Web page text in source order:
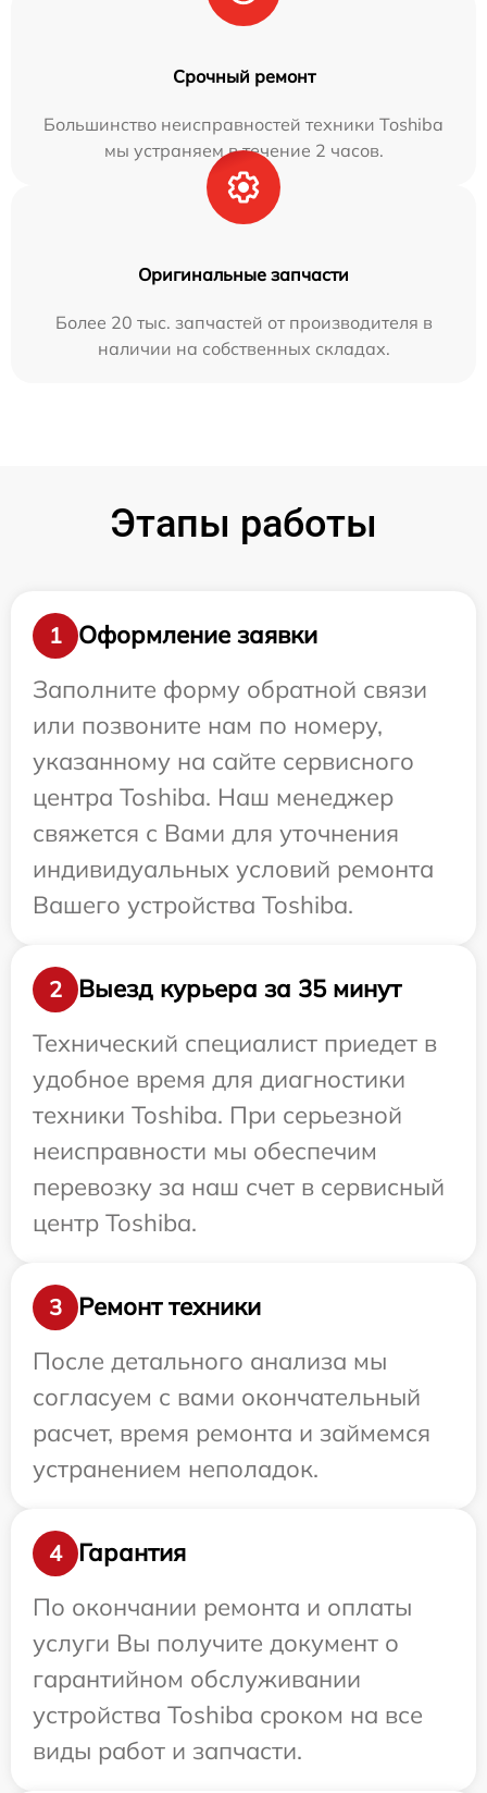
Срочный ремонт
Большинство неисправностей техники Toshiba
мы устраняем в течение 2 часов.
Оригинальные запчасти
Более 20 тыс. запчастей от производителя в
наличии на собственных складах.
Этапы работы
1
Оформление заявки
Заполните форму обратной связи
или позвоните нам по номеру,
указанному на сайте сервисного
центра Toshiba. Наш менеджер
свяжется с Вами для уточнения
индивидуальных условий ремонта
Вашего устройства Toshiba.
2
Выезд курьера за 35 минут
Технический специалист приедет в
удобное время для диагностики
техники Toshiba. При серьезной
неисправности мы обеспечим
перевозку за наш счет в сервисный
центр Toshiba.
3
Ремонт техники
После детального анализа мы
согласуем с вами окончательный
расчет, время ремонта и займемся
устранением неполадок.
4
Гарантия
По окончании ремонта и оплаты
услуги Вы получите документ о
гарантийном обслуживании
устройства Toshiba сроком на все
виды работ и запчасти.